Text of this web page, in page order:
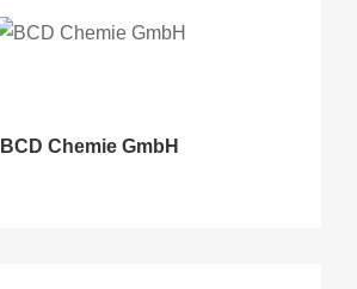
BCD Chemie GmbH